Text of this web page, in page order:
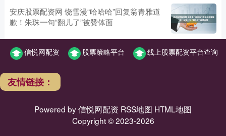
安庆股票配资网 饶雪漫“哈哈哈”回复翁青雅道
歉！朱珠一句“翻儿了”被赞体面
信悦网配资 股票策略平台 线上股票配资平台查询
友情链接：
Powered by信悦网配资 RSS地图 HTML地图
Copyright© 2023-2026